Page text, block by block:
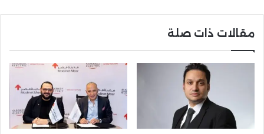
مقالات ذات صلة